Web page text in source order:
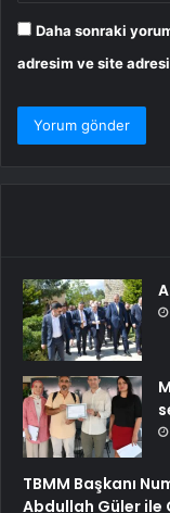
Daha sonraki
adresim ve site
TBMM Başkanı
Abdullah Güler ile